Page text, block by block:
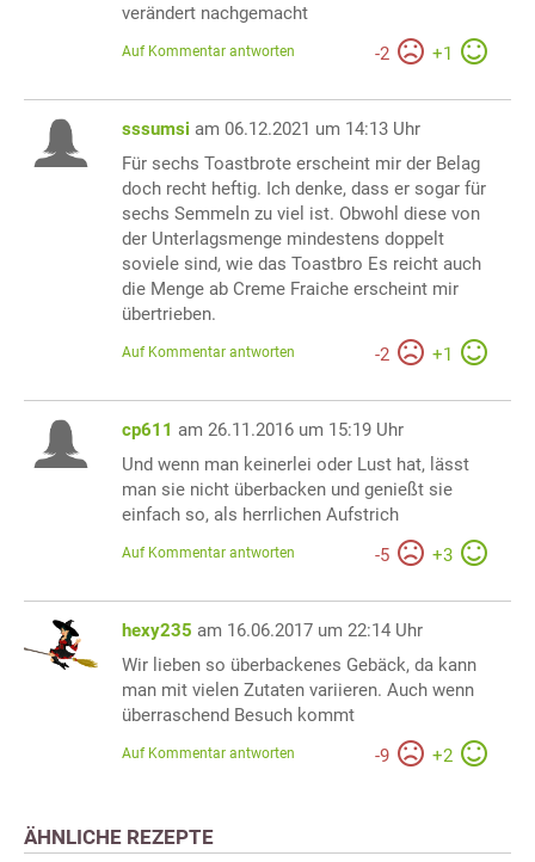
verändert nachgemacht
-2 +1
Auf Kommentar antworten
sssumsi am 06.12.2021 um 14:13 Uhr
Für sechs Toastbrote erscheint mir der Belag
doch recht heftig. Ich denke, dass er sogar für
sechs Semmeln zu viel ist. Obwohl diese von
der Unterlagsmenge mindestens doppelt
soviele sind, wie das Toastbro Es reicht auch
die Menge ab Creme Fraiche erscheint mir
übertrieben.
-2 +1
Auf Kommentar antworten
cp611 am 26.11.2016 um 15:19 Uhr
Und wenn man keinerlei oder Lust hat, lässt
man sie nicht überbacken und genießt sie
einfach so, als herrlichen Aufstrich
-5 +3
Auf Kommentar antworten
hexy235 am 16.06.2017 um 22:14 Uhr
Wir lieben so überbackenes Gebäck, da kann
man mit vielen Zutaten variieren. Auch wenn
überraschend Besuch kommt
-9 +2
Auf Kommentar antworten
ÄHNLICHE REZEPTE